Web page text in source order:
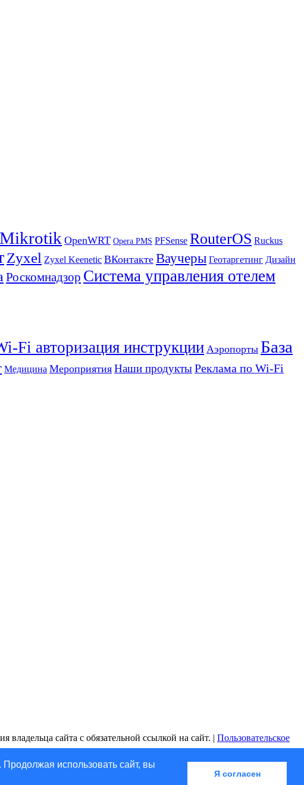
использовать сайт, вы
Я согласен
Mikrotik OpenWRT Opera PMS PFSense RouterOS Ruckus
Zyxel Zyxel Keenetic ВКонтакте Ваучеры Геотаргетинг Дизайн
Роскомнадзор Система управления отелем
Fi авторизация инструкции Аэропорты База
Медицина Мероприятия Наши продуктыРеклама по Wi-Fi
сайта с обязательной ссылкой на сайт. | Пользовательское